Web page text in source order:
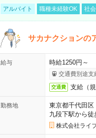
アルバイト 職種未経験OK 社
サカナクションの
給与 時給1250円～
交通費別途支
交通費 支給（規
勤務地
東京都千代田区
九段下駅から徒
株式会社ライ